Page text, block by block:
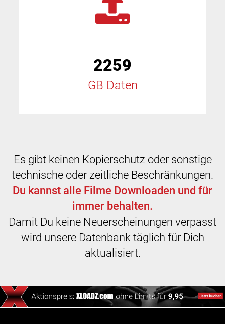
2259
GB Daten
Es gibt keinen Kopierschutz oder sonstige
technische oder zeitliche Beschränkungen.
Du kannst alle Filme Downloaden und für
immer behalten.
Damit Du keine Neuerscheinungen verpasst
wird unsere Datenbank täglich für Dich
aktualisiert.